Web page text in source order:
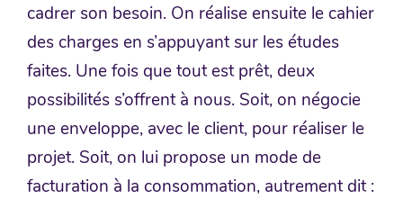
cadrer son besoin. On réalise ensuite le cahier
des charges en s’appuyant sur les études
faites. Une fois que tout est prêt, deux
possibilités s’offrent à nous. Soit, on négocie
une enveloppe, avec le client, pour réaliser le
projet. Soit, on lui propose un mode de
facturation à la consommation, autrement dit :